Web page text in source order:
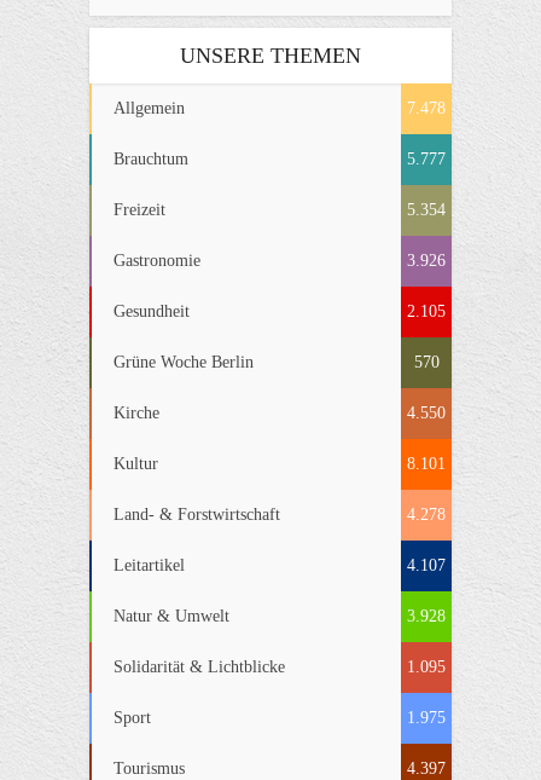
UNSERE THEMEN
Allgemein 7.478
Brauchtum 5.777
Freizeit 5.354
Gastronomie 3.926
Gesundheit 2.105
Grüne Woche Berlin 570
Kirche 4.550
Kultur 8.101
Land- & Forstwirtschaft 4.278
Leitartikel 4.107
Natur & Umwelt 3.928
Solidarität & Lichtblicke 1.095
Sport 1.975
Tourismus 4.397